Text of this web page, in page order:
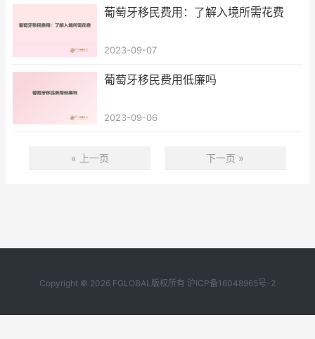
葡萄牙移民费用：了解入境所需花费
2023-09-07
葡萄牙移民费用低廉吗
2023-09-06
« 上一页 下一页 »
Copyright © 2026 FGLOBAL版权所有 沪ICP备16048965号-2